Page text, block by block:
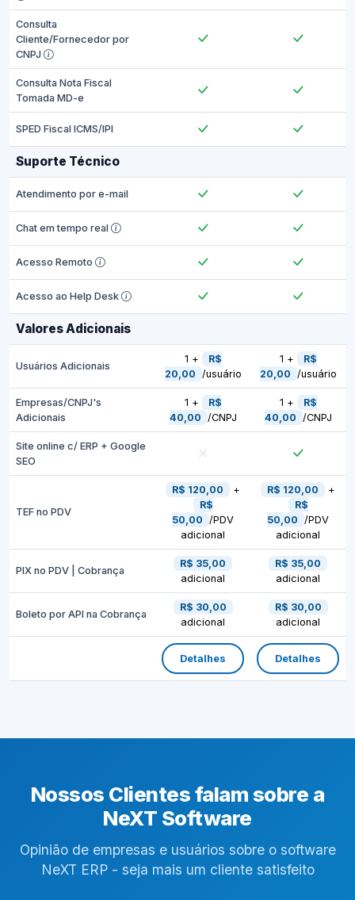
Consulta
Cliente/Fornecedor por
CNPJ
Consulta Nota Fiscal
Tomada MD-e
SPED Fiscal ICMS/IPI
Suporte Técnico
Atendimento por e-mail
Chat em tempo real
Acesso Remoto
Acesso ao Help Desk
Valores Adicionais
Usuários Adicionais
1 +
R$
20,00 /usuário
1 +
R$
20,00 /usuário
Empresas/CNPJ's
Adicionais
1 +
R$
40,00 /CNPJ
1 +
R$
40,00 /CNPJ
Site online c/ ERP + Google
SEO
TEF no PDV
R$ 120,00
+
R$
50,00 /PDV
adicional
R$ 120,00
+
R$
50,00 /PDV
adicional
PIX no PDV | Cobrança
R$ 35,00
adicional
R$ 35,00
adicional
Boleto por API na Cobrança
R$ 30,00
adicional
R$ 30,00
adicional
Detalhes Detalhes
Nossos Clientes falam sobre a
NeXT Software
Opinião de empresas e usuários sobre o software
NeXT ERP - seja mais um cliente satisfeito